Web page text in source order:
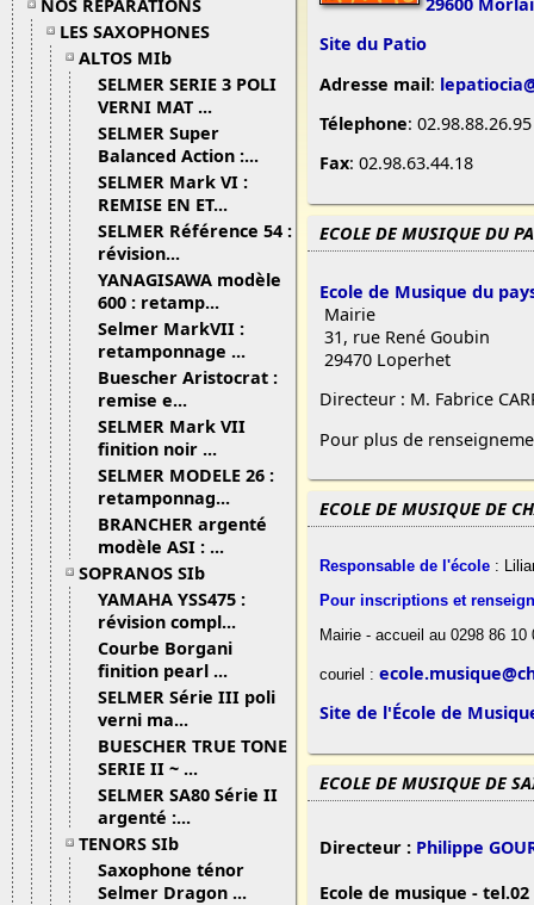
NOS REPARATIONS
LES SAXOPHONES
ALTOS MIb
SELMER SERIE 3 POLI
VERNI MAT ...
SELMER Super
Balanced Action :...
SELMER Mark VI :
REMISE EN ET...
SELMER Référence 54 :
révision...
YANAGISAWA modèle
600 : retamp...
Selmer MarkVII :
retamponnage ...
Buescher Aristocrat :
remise e...
SELMER Mark VII
finition noir ...
SELMER MODELE 26 :
retamponnag...
BRANCHER argenté
modèle ASI : ...
SOPRANOS SIb
YAMAHA YSS475 :
révision compl...
Courbe Borgani
finition pearl ...
SELMER Série III poli
verni ma...
BUESCHER TRUE TONE
SERIE II ~ ...
SELMER SA80 Série II
argenté :...
TENORS SIb
Saxophone ténor
Selmer Dragon ...
Site du Patio
Adresse mail:
Télephone: 02.98.88.26.95
Fax: 02.98.63.44.18
ECOLE DE MUSIQUE DU
Ecole de Musique du
Mairie
31, rue René Goubin
29470 Loperhet
Directeur : M. Fabrice
Pour plus de
ECOLE DE MUSIQUE DE
Responsable de l'école :
Pour inscriptions et
Mairie - accueil au 0298 86 10
couriel :
Site de l'École de
ECOLE DE MUSIQUE DE
Directeur : Philippe
Ecole de musique - tel.02